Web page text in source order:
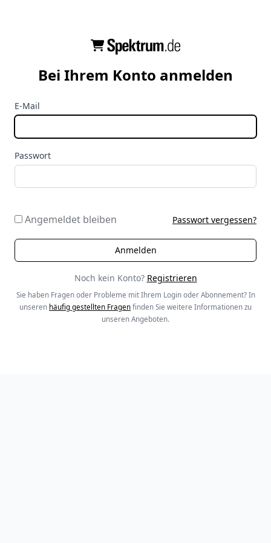
Bei Ihrem Konto anmelden
E-Mail
Passwort
Angemeldet bleiben Passwort vergessen?
Noch kein Konto? Registrieren
Sie haben Fragen oder Probleme mit Ihrem Login oder Abonnement? In
unseren häufig gestellten Fragen finden Sie weitere Informationen zu
unseren Angeboten.